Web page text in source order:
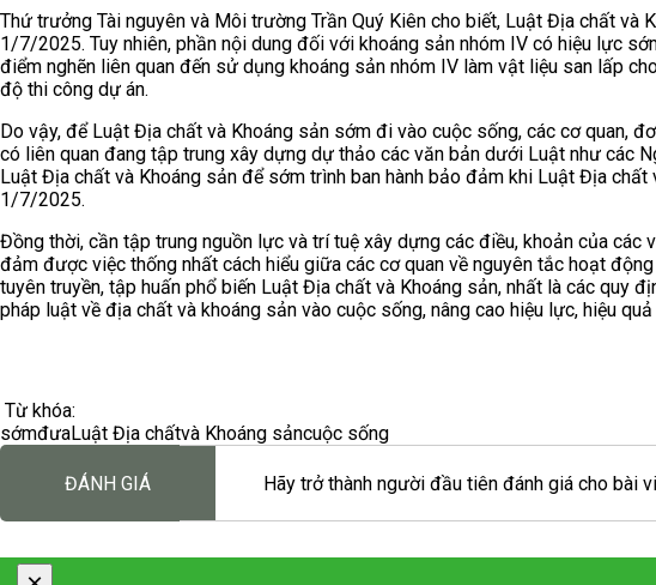
Thứ trưởng Tài nguyên và Môi trường Trần Quý Kiên cho biết, Luật Địa chất và
1/7/2025. Tuy nhiên, phần nội dung đối với khoáng sản nhóm IV có hiệu lực
điểm nghẽn liên quan đến sử dụng khoáng sản nhóm IV làm vật liệu san lấp
độ thi công dự án.
Do vậy, để Luật Địa chất và Khoáng sản sớm đi vào cuộc sống, các cơ quan,
có liên quan đang tập trung xây dựng dự thảo các văn bản dưới Luật như các
Luật Địa chất và Khoáng sản để sớm trình ban hành bảo đảm khi Luật Địa chất
1/7/2025.
Đồng thời, cần tập trung nguồn lực và trí tuệ xây dựng các điều, khoản của các
đảm được việc thống nhất cách hiểu giữa các cơ quan về nguyên tắc hoạt
tuyên truyền, tập huấn phổ biến Luật Địa chất và Khoáng sản, nhất là các quy
pháp luật về địa chất và khoáng sản vào cuộc sống, nâng cao hiệu lực, hiệu
Từ khóa:
sớmđưaLuật Địa chấtvà Khoáng sảncuộc sống
ĐÁNH GIÁ Hãy trở thành người đầu tiên đánh giá cho bài